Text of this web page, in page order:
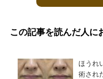
この記事を読んだ人に
ほうれ
術され